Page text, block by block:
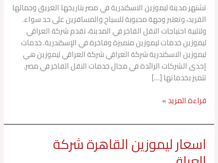
تشتهر مدينة ليموزين الاسكندرية في مصر بتاريخها العريق وجمالها
الفريد، وتعتبر وجهة محبوبة للسياح والمسافرين على حد سواء.
ولتلبية احتياجات النقل الفاخر في المدينة، تقدم شركة العراقي
ليموزين خدمات ليموزين متميزة وفاخرة في الإسكندرية. خدمات
ليموزين الاسكندرية شركة العراقي شركة العراقي ليموزين هي
إحدى الشركات الرائدة في مجال خدمات النقل الفاخر في مصر.
تتميز بخدماتها […]
قراءة المزيد »
اسعار ليموزين القاهرة شركة
اسعار
ليموزين